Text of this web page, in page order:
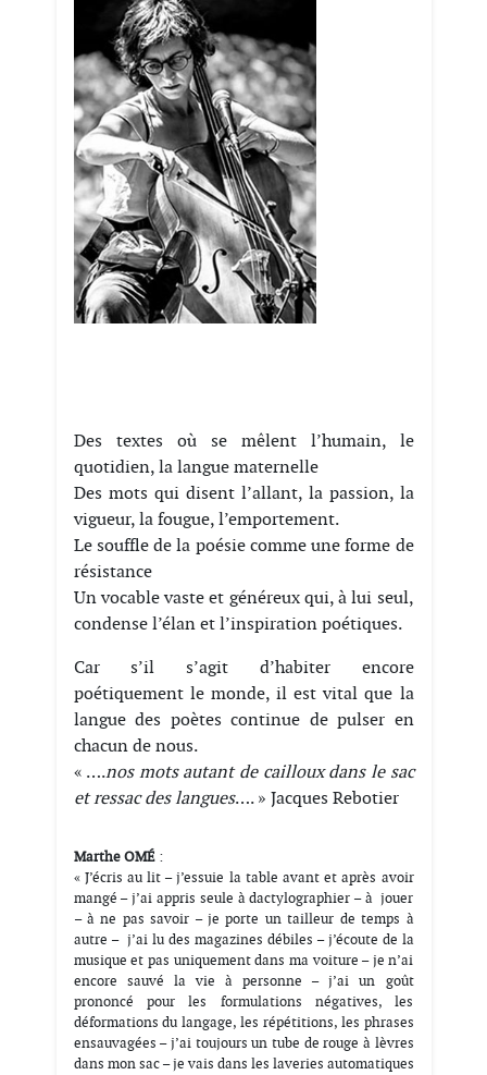
Des textes où se mêlent l’humain, le
quotidien, la langue maternelle
Des mots qui disent l’allant, la passion, la
vigueur, la fougue, l’emportement.
Le souffle de la poésie comme une forme de
résistance
Un vocable vaste et généreux qui, à lui seul,
condense l’élan et l’inspiration poétiques.
Car s’il s’agit d’habiter encore
poétiquement le monde, il est vital que la
langue des poètes continue de pulser en
chacun de nous.
« ….nos mots autant de cailloux dans le sac
et ressac des langues…. » Jacques Rebotier
Marthe OMÉ:
« J’écris au lit – j’essuie la table avant et après avoir
mangé – j’ai appris seule à dactylographier – à jouer
– à ne pas savoir – je porte un tailleur de temps à
autre – j’ai lu des magazines débiles – j’écoute de la
musique et pas uniquement dans ma voiture – je n’ai
encore sauvé la vie à personne – j’ai un goût
prononcé pour les formulations négatives, les
déformations du langage, les répétitions, les phrases
ensauvagées – j’ai toujours un tube de rouge à lèvres
dans mon sac – je vais dans les laveries automatiques